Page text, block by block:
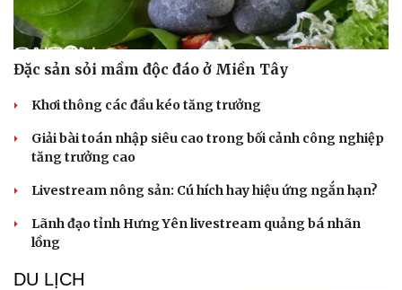
Đặc sản sỏi mầm độc đáo ở Miền Tây
Khơi thông các đầu kéo tăng trưởng
Giải bài toán nhập siêu cao trong bối cảnh công nghiệp
tăng trưởng cao
Livestream nông sản: Cú hích hay hiệu ứng ngắn hạn?
Lãnh đạo tỉnh Hưng Yên livestream quảng bá nhãn
lồng
DU LỊCH